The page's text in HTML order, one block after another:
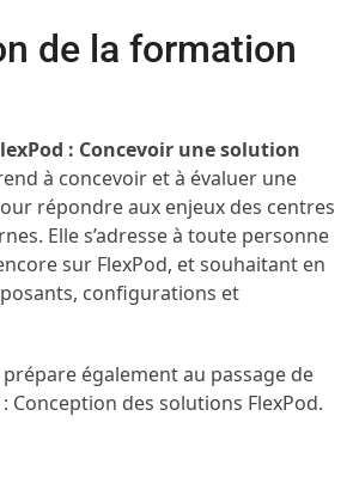
de la formation
: Concevoir une solution
à concevoir et à évaluer une
répondre aux enjeux des centres
Elle s’adresse à toute personne
sur FlexPod, et souhaitant en
configurations et
également au passage de
: Conception des solutions FlexPod.